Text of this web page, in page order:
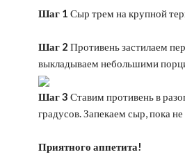
Шаг 1 Сыр трем на крупной
Шаг 2 Противень застилаем
выкладываем небольшими
Шаг 3 Ставим противень в
градусов. Запекаем сыр, пока
Приятного аппетита!